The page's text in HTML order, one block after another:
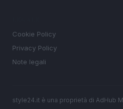
Cookie Policy
Privacy Policy
Note legali
style24.it è una proprietà di AdHub